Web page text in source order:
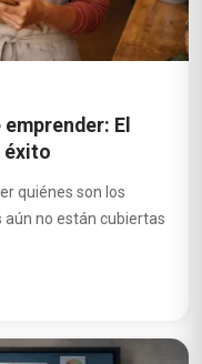
El
éxito
quiénes son los
no están cubiertas